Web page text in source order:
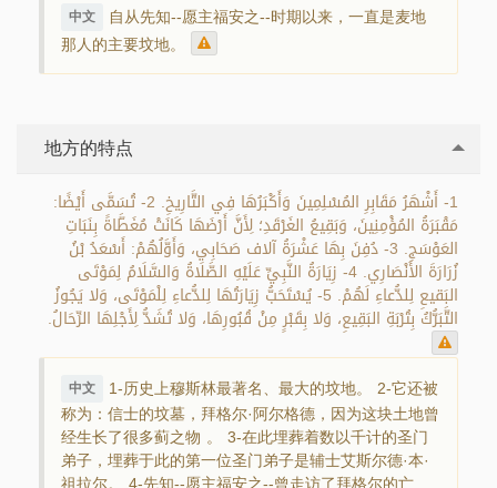
中文
自从先知--愿主福安之--时期以来，一直是麦地
那人的主要坟地。
地方的特点
1- أَشْهَرُ مَقَابِرِ المُسْلِمِينَ وَأَكْبَرُهَا فِي التَّارِيخِ. 2- تُسَمَّى أَيْضًا:
مَقْبَرَةُ المُؤْمِنِينَ، وَبَقِيعُ الغَرْقَدِ؛ لِأَنَّ أَرْضَهَا كَانَتْ مُغَطَّاةً بِنَبَاتِ
العَوْسَجِ. 3- دُفِنَ بِهَا عَشْرَةُ آلاف صَحَابِي، وَأَوَّلُهُمْ: أَسْعَدُ بْنُ
زُرَارَةَ الأَنْصَارِي. 4- زِيَارَةُ النَّبِيِّ عَلَيْهِ الصَّلَاةُ وَالسَّلَامُ لِمَوْتَى
البَقيعِ لِلدُّعاءِ لَهُمْ. 5- يُسْتَحَبُّ زِيَارَتُهَا لِلدُّعاءِ لِلْمَوْتَى، وَلا يَجُوزُ
التَّبَرُّكُ بِتُرْبَةِ البَقِيعِ، وَلا بِقَبْرٍ مِنْ قُبُورِهَا، وَلا تُشَدُّ لِأَجْلِهَا الرِّحَالُ.
中文 1-历史上穆斯林最著名、最大的坟地。 2-它还被
称为：信士的坟墓，拜格尔·阿尔格德，因为这块土地曾
经生长了很多蓟之物 。 3-在此埋葬着数以千计的圣门
弟子，埋葬于此的第一位圣门弟子是辅士艾斯尔德·本·